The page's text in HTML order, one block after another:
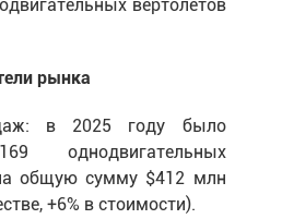
вертолётов
рынка
в 2025 году было
однодвигательных
общую сумму $412 млн
+6% в стоимости).